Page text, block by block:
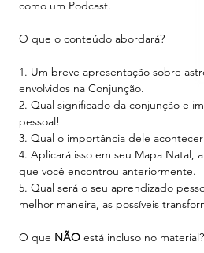
como um Podcast.
O que o conteúdo abordará?
1. Um breve apresentação sobre
envolvidos na Conjunção.
2. Qual significado da conjunção e
pessoal!
3. Qual o importância dele
4. Aplicará isso em seu Mapa Natal,
que você encontrou anteriormente.
5. Qual será o seu aprendizado
melhor maneira, as possíveis
O que NÃO está incluso no material?